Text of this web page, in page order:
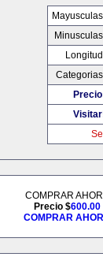
COMPRAR
Precio $600.00
COMPRAR